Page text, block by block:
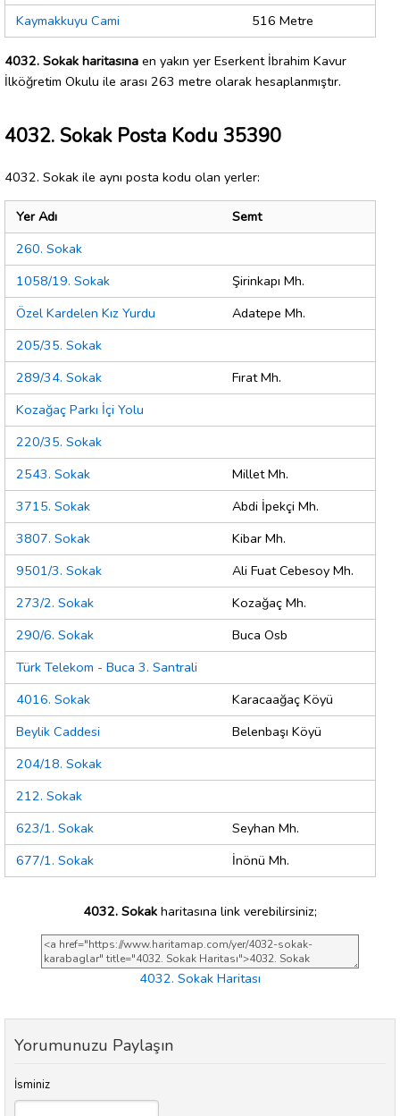
Kaymakkuyu Cami
516 Metre
4032. Sokak haritasına en yakın yer Eserkent İbrahim Kavur
İlköğretim Okulu ile arası 263 metre olarak hesaplanmıştır.
4032. Sokak Posta Kodu 35390
4032. Sokak ile aynı posta kodu olan yerler:
Yer Adı
Semt
260. Sokak
1058/19. Sokak
Şirinkapı Mh.
Özel Kardelen Kız Yurdu
Adatepe Mh.
205/35. Sokak
289/34. Sokak
Fırat Mh.
Kozağaç Parkı İçi Yolu
220/35. Sokak
2543. Sokak
Millet Mh.
3715. Sokak
Abdi İpekçi Mh.
3807. Sokak
Kibar Mh.
9501/3. Sokak
Ali Fuat Cebesoy Mh.
273/2. Sokak
Kozağaç Mh.
290/6. Sokak
Buca Osb
Türk Telekom - Buca 3. Santrali
4016. Sokak
Karacaağaç Köyü
Beylik Caddesi
Belenbaşı Köyü
204/18. Sokak
212. Sokak
623/1. Sokak
Seyhan Mh.
677/1. Sokak
İnönü Mh.
4032. Sokak haritasına link verebilirsiniz;
4032. Sokak Haritası
Yorumunuzu Paylaşın
İsminiz